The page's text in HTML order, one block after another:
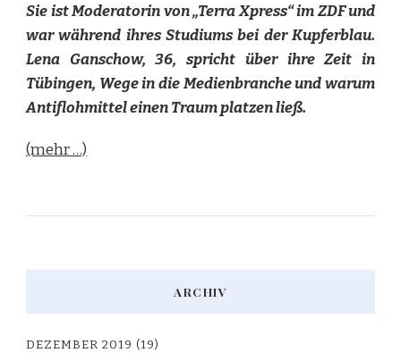
Sie ist Moderatorin von „Terra Xpress“ im ZDF und
war während ihres Studiums bei der Kupferblau.
Lena Ganschow, 36, spricht über ihre Zeit in
Tübingen, Wege in die Medienbranche und warum
Antiflohmittel einen Traum platzen ließ.
(mehr …)
ARCHIV
DEZEMBER 2019 (19)